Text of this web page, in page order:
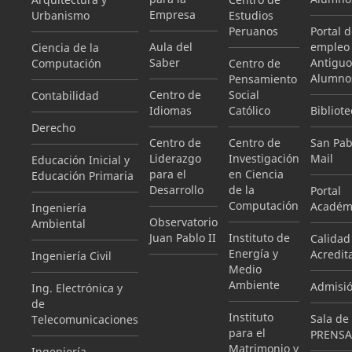
Urbanismo
Ciencia de la
Computación
Contabilidad
Derecho
Educación Inicial y
Educación Primaria
Ingeniería
Ambiental
Ingeniería Civil
Ing. Electrónica y
de
Telecomunicaciones
Empresa
Aula del
Saber
Centro de
Idiomas
Centro de
Liderazgo
para el
Desarrollo
Observatorio
Juan Pablo II
Estudios
Peruanos
Centro de
Pensamiento
Social
Católico
Centro de
Investigación
en Ciencia
de la
Computación
Instituto de
Energía y
Medio
Ambiente
Instituto
para el
Matrimonio y
Portal
empleo
San
Mail
Portal
Sala de
PRENSA